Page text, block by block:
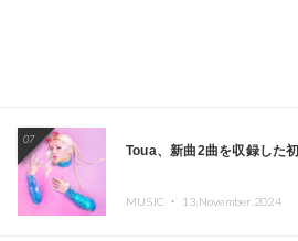
07
Toua、新曲2曲を収録した
MUSIC ・ 13.November.2024